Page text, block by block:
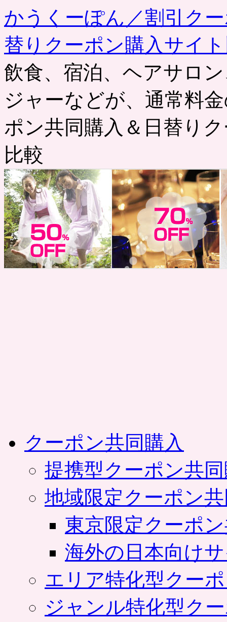
かうくーぽん／割引ク
替りクーポン購入サイ
飲食、宿泊、ヘアサロ
ジャーなどが、通常料
ポン共同購入＆日替り
比較
クーポン共同購入
提携型クーポン共
地域限定クーポン
東京限定クーポ
海外の日本向け
エリア特化型クー
ジャンル特化型ク